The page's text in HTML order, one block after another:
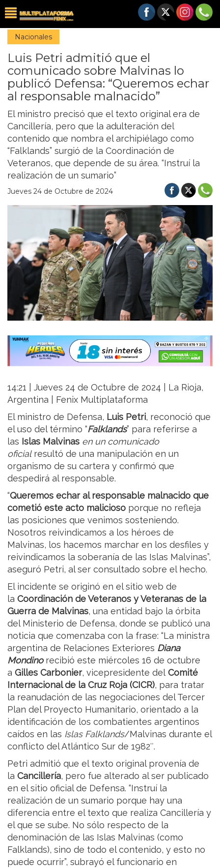
Nacionales
Luis Petri admitió que el
comunicado sobre Malvinas lo
publicó Defensa: “Queremos echar
al responsable malnacido”
El ministro precisó que el texto original era de
Cancillería, pero que la adulteración del
contenido que nombra el archipiélago como
“Falklands” surgió de la Coordinación de
Veteranos, que depende de su área. “Instruí la
realización de un sumario”
Jueves 24 de Octubre de 2024
14:21 | Jueves 24 de Octubre de 2024 | La Rioja,
Argentina | Fenix Multiplataforma
El ministro de Defensa, Luis Petri, reconoció que
el uso del término “Falklands” para referirse a
las Islas Malvinas en un comunicado
oficial resultó de una manipulación en un
organismo de su cartera y confirmó que
despedirá al responsable.
“Queremos echar al responsable malnacido que
cometió este acto malicioso porque no refleja
las posiciones que venimos sosteniendo.
Nosotros reivindicamos a los héroes de
Malvinas, los hacemos marchar en los desfiles y
reivindicamos la soberanía de las Islas Malvinas”,
aseguró Petri, al ser consultado sobre el hecho.
El incidente se originó en el sitio web de
la Coordinación de Veteranos y Veteranas de la
Guerra de Malvinas, una entidad bajo la órbita
del Ministerio de Defensa, donde se publicó una
noticia que comenzaba con la frase: “La ministra
argentina de Relaciones Exteriores Diana
Mondinorecibió este miércoles 16 de octubre
a Gilles Carbonier, vicepresidente delComité
Internacional de la Cruz Roja (CICR), para tratar
la reanudación de las negociaciones del Tercer
Plan del Proyecto Humanitario, orientado a la
identificación de los combatientes argentinos
caídos en las Islas Falklands/Malvinas durante el
conflicto del Atlántico Sur de 1982″.
Petri admitió que el texto original provenía de
la Cancillería, pero fue alterado al ser publicado
en el sitio oficial de Defensa. “Instruí la
realización de un sumario porque hay una
diferencia entre el texto que realiza Cancillería y
el que se sube. No sólo respecto de la
denominación de las Islas Malvinas (como
Falklands), sino de todo el contenido, y esto no
puede ocurrir”, subrayó el funcionario en